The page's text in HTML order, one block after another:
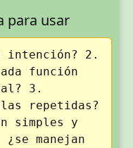
para usar
intención? 2.
función
3.
repetidas?
simples y
manejan